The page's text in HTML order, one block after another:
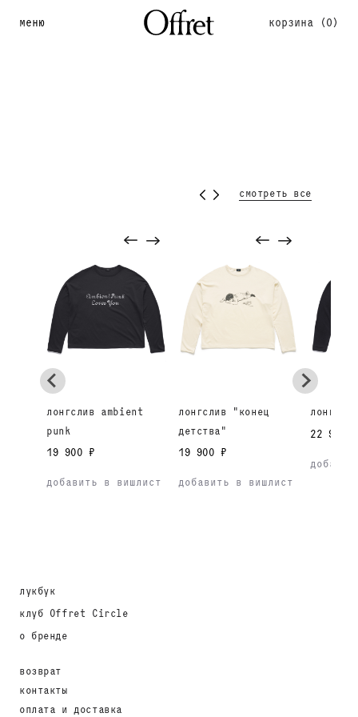
меню корзина (0)
смотреть все
лонгслив ambient
punk
19 900 ₽
добавить в вишлист
лонгслив "конец
детства"
19 900 ₽
добавить в вишлист
22 900 ₽
лукбук
клуб Offret Circle
о бренде
возврат
контакты
оплата и доставка